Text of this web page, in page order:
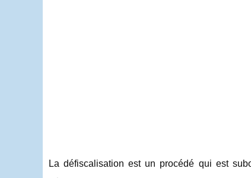
La défiscalisation est un procédé qui est